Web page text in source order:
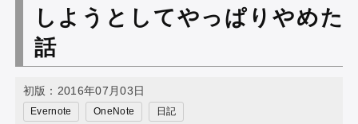
しようとしてやっぱりやめた
話
初版：2016年07月03日
Evernote OneNote 日記